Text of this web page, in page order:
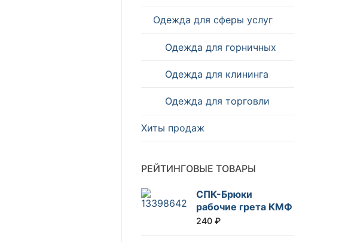
Одежда для сферы услуг
Одежда для горничных
Одежда для клининга
Одежда для торговли
Хиты продаж
РЕЙТИНГОВЫЕ ТОВАРЫ
СПК-Брюки
рабочие грета КМФ
240 ₽